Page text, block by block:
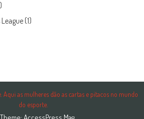
(1)
Aqui as mulheres dão as cartas e pitacos no mundo
do esporte.